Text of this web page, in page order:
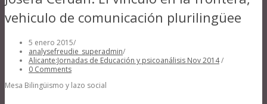
vehiculo de comunicación plurilingüee
5 enero 2015/
analysefreudie_superadmin/
Alicante:Jornadas de Educación y psicoanálisis Nov 2014/
0 Comments
Mesa Bilingüismo y lazo social